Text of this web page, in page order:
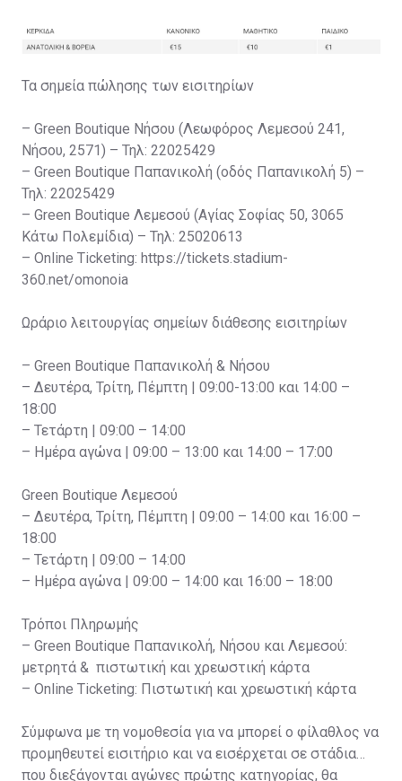
Τα σημεία πώλησης των εισιτηρίων
– Green Boutique Νήσου (Λεωφόρος Λεμεσού 241,
Νήσου, 2571) – Τηλ: 22025429
– Green Boutique Παπανικολή (οδός Παπανικολή 5) –
Τηλ: 22025429
– Green Boutique Λεμεσού (Αγίας Σοφίας 50, 3065
Κάτω Πολεμίδια) – Τηλ: 25020613
– Online Ticketing: https://tickets.stadium-
360.net/omonoia
Ωράριο λειτουργίας σημείων διάθεσης εισιτηρίων
– Green Boutique Παπανικολή & Νήσου
– Δευτέρα, Τρίτη, Πέμπτη | 09:00-13:00 και 14:00 –
18:00
– Τετάρτη | 09:00 – 14:00
– Ημέρα αγώνα | 09:00 – 13:00 και 14:00 – 17:00
Green Boutique Λεμεσού
– Δευτέρα, Τρίτη, Πέμπτη | 09:00 – 14:00 και 16:00 –
18:00
– Τετάρτη | 09:00 – 14:00
– Ημέρα αγώνα | 09:00 – 14:00 και 16:00 – 18:00
Τρόποι Πληρωμής
– Green Boutique Παπανικολή, Νήσου και Λεμεσού:
μετρητά & πιστωτική και χρεωστική κάρτα
– Online Ticketing: Πιστωτική και χρεωστική κάρτα
Σύμφωνα με τη νομοθεσία για να μπορεί ο φίλαθλος να
προμηθευτεί εισιτήριο και να εισέρχεται σε στάδια
που διεξάγονται αγώνες πρώτης κατηγορίας, θα